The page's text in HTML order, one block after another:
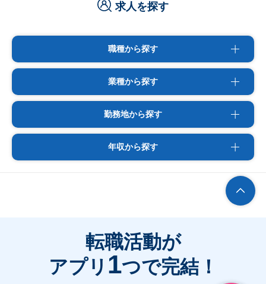
求人を探す
職種から探す
業種から探す
勤務地から探す
年収から探す
転職活動が
アプリ 1つで完結！